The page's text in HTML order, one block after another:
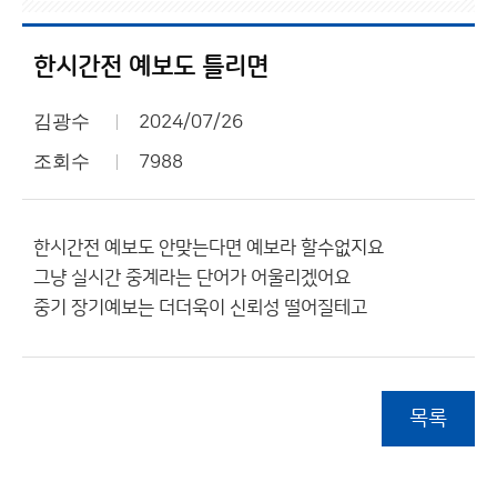
한시간전 예보도 틀리면
김광수 2024/07/26
조회수 7988
한시간전 예보도 안맞는다면 예보라 할수없지요
그냥 실시간 중계라는 단어가 어울리겠어요
중기 장기예보는 더더욱이 신뢰성 떨어질테고
목록